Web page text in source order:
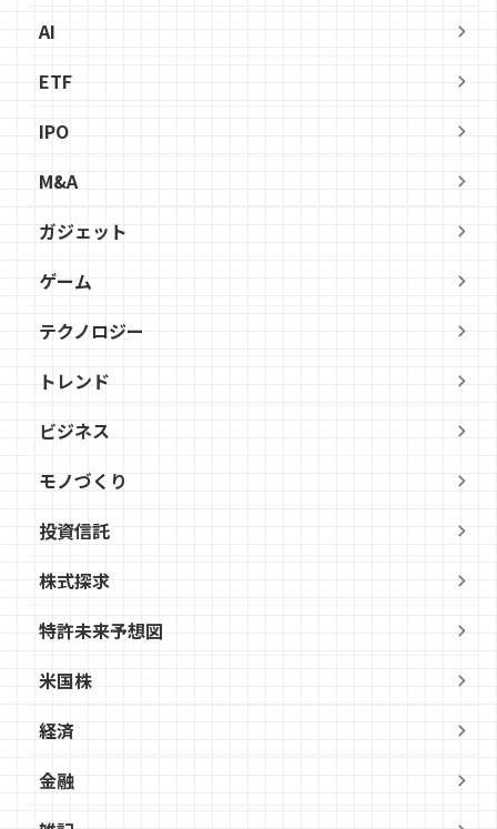
AI
ETF
IPO
M&A
ガジェット
ゲーム
テクノロジー
トレンド
ビジネス
モノづくり
投資信託
株式探求
特許未来予想図
米国株
経済
金融